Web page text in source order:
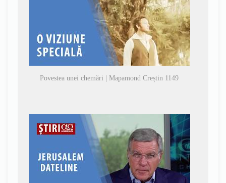
Povestea unei chemări | Mapamond Creștin 1149